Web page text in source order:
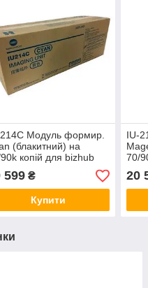
Модуль формир.
(блакитний) на
копій для bizhub
C287
599₴
Купити
IU-
70/
20